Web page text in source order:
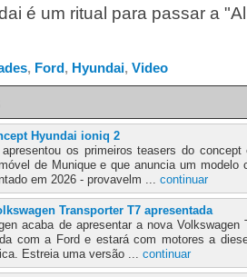
é um ritual para passar a
, Ford, Hyundai, Video
Hyundai ioniq 2
os primeiros teasers do
de Munique e que anuncia um modelo
em 2026 - provavelm ... continuar
Transporter T7 apresentada
acaba de apresentar a nova Volkswagen
com a Ford e estará com motores a
Estreia uma versão ... continuar